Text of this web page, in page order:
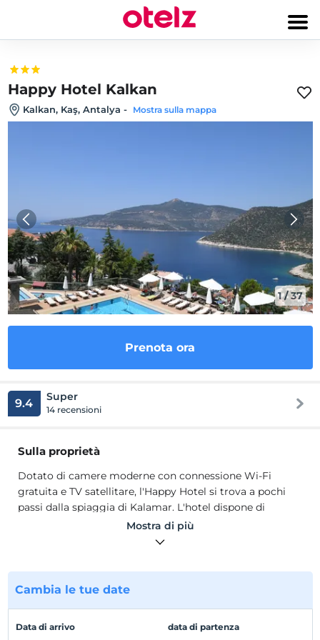
Happy Hotel Kalkan
Kalkan, Kaş, Antalya - Mostra sulla mappa
1/37
Prenota ora
9.4 Super
14 recensioni
Sulla proprietà
Dotato di camere moderne con connessione Wi-Fi
gratuita e TV satellitare, l'Happy Hotel si trova a pochi
passi dalla spiaggia di Kalamar. L'hotel dispone di
un'ampia terrazza con vista sulla baia di Kalamar.
Arredate con moderni arredi minimalisti, tutte le
un comodo bagno interno.
Dotato di camere moderne con connessione Wi-Fi
un'ampia terrazza con vista sulla baia di Kalamar.
Mostra di più
Cambia le tue date
Data di arrivo data di partenza